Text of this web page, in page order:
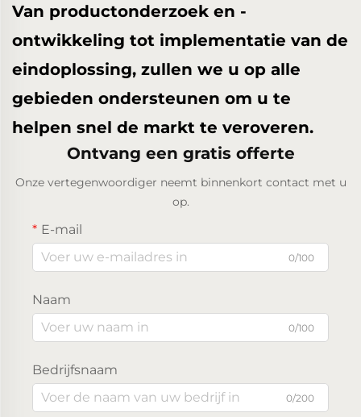
Van productonderzoek en -
ontwikkeling tot implementatie van de
eindoplossing, zullen we u op alle
gebieden ondersteunen om u te
helpen snel de markt te veroveren.
Ontvang een gratis offerte
Onze vertegenwoordiger neemt binnenkort contact met u
op.
E-mail
0/100
Naam
0/100
Bedrijfsnaam
0/200